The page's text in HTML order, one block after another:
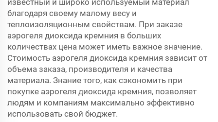
известный и широко используемый материал
благодаря своему малому весу и
теплоизоляционным свойствам. При заказе
аэрогеля диоксида кремния в больших
количествах цена может иметь важное значение.
Стоимость аэрогеля диоксида кремния зависит от
объема заказа, производителя и качества
материала. Знание того, как сэкономить при
покупке аэрогеля диоксида кремния, позволяет
людям и компаниям максимально эффективно
использовать свой бюджет.